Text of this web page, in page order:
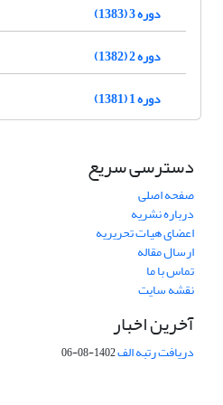
دوره 3 (1383)
دوره 2 (1382)
دوره 1 (1381)
دسترسی سریع
صفحه اصلی
درباره نشریه
اعضای هیات تحریریه
ارسال مقاله
تماس با ما
نقشه سایت
آخرین اخبار
دریافت رتبه الف1402-08-06